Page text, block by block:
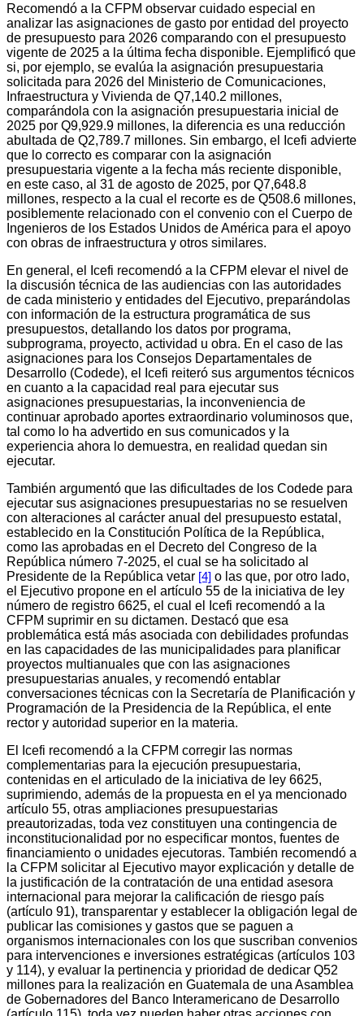
Recomendó a la CFPM observar cuidado especial en
analizar las asignaciones de gasto por entidad del proyecto
de presupuesto para 2026 comparando con el presupuesto
vigente de 2025 a la última fecha disponible. Ejemplificó que
si, por ejemplo, se evalúa la asignación presupuestaria
solicitada para 2026 del Ministerio de Comunicaciones,
Infraestructura y Vivienda de Q7,140.2 millones,
comparándola con la asignación presupuestaria inicial de
2025 por Q9,929.9 millones, la diferencia es una reducción
abultada de Q2,789.7 millones. Sin embargo, el Icefi advierte
que lo correcto es comparar con la asignación
presupuestaria vigente a la fecha más reciente disponible,
en este caso, al 31 de agosto de 2025, por Q7,648.8
millones, respecto a la cual el recorte es de Q508.6 millones,
posiblemente relacionado con el convenio con el Cuerpo de
Ingenieros de los Estados Unidos de América para el apoyo
con obras de infraestructura y otros similares.
En general, el Icefi recomendó a la CFPM elevar el nivel de
la discusión técnica de las audiencias con las autoridades
de cada ministerio y entidades del Ejecutivo, preparándolas
con información de la estructura programática de sus
presupuestos, detallando los datos por programa,
subprograma, proyecto, actividad u obra. En el caso de las
asignaciones para los Consejos Departamentales de
Desarrollo (Codede), el Icefi reiteró sus argumentos técnicos
en cuanto a la capacidad real para ejecutar sus
asignaciones presupuestarias, la inconveniencia de
continuar aprobado aportes extraordinario voluminosos que,
tal como lo ha advertido en sus comunicados y la
experiencia ahora lo demuestra, en realidad quedan sin
ejecutar.
También argumentó que las dificultades de los Codede para
ejecutar sus asignaciones presupuestarias no se resuelven
con alteraciones al carácter anual del presupuesto estatal,
establecido en la Constitución Política de la República,
como las aprobadas en el Decreto del Congreso de la
República número 7-2025, el cual se ha solicitado al
Presidente de la República vetar [4] o las que, por otro lado,
el Ejecutivo propone en el artículo 55 de la iniciativa de ley
número de registro 6625, el cual el Icefi recomendó a la
CFPM suprimir en su dictamen. Destacó que esa
problemática está más asociada con debilidades profundas
en las capacidades de las municipalidades para planificar
proyectos multianuales que con las asignaciones
presupuestarias anuales, y recomendó entablar
conversaciones técnicas con la Secretaría de Planificación y
Programación de la Presidencia de la República, el ente
rector y autoridad superior en la materia.
El Icefi recomendó a la CFPM corregir las normas
complementarias para la ejecución presupuestaria,
contenidas en el articulado de la iniciativa de ley 6625,
suprimiendo, además de la propuesta en el ya mencionado
artículo 55, otras ampliaciones presupuestarias
preautorizadas, toda vez constituyen una contingencia de
inconstitucionalidad por no especificar montos, fuentes de
financiamiento o unidades ejecutoras. También recomendó a
la CFPM solicitar al Ejecutivo mayor explicación y detalle de
la justificación de la contratación de una entidad asesora
internacional para mejorar la calificación de riesgo país
(artículo 91), transparentar y establecer la obligación legal de
publicar las comisiones y gastos que se paguen a
organismos internacionales con los que suscriban convenios
para intervenciones e inversiones estratégicas (artículos 103
y 114), y evaluar la pertinencia y prioridad de dedicar Q52
millones para la realización en Guatemala de una Asamblea
de Gobernadores del Banco Interamericano de Desarrollo